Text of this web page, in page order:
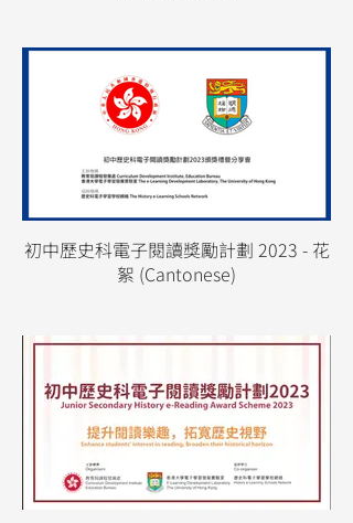
初中歷史科電子閱讀獎勵計劃 2023 - 花
絮 (Cantonese)